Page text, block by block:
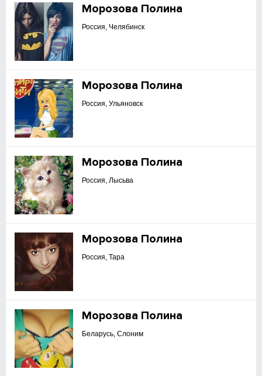
Морозова Полина
Россия, Челябинск
Морозова Полина
Россия, Ульяновск
Морозова Полина
Россия, Лысьва
Морозова Полина
Россия, Тара
Морозова Полина
Беларусь, Слоним